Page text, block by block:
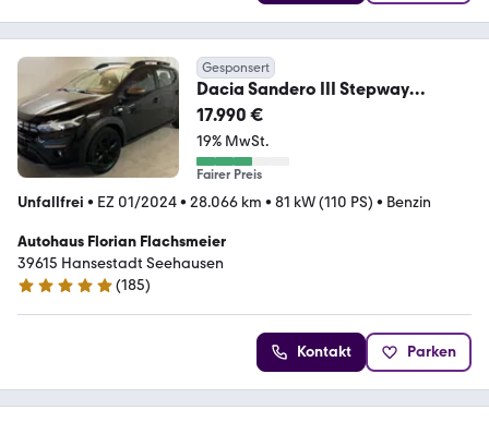
Gesponsert
Dacia Sandero III Stepway
Extreme+ Klima Navi SHZ PDC
17.990 €
19% MwSt.
Fairer Preis
Unfallfrei • EZ 01/2024• 28.066 km • 81 kW (110 PS) • Benzin
Autohaus Florian Flachsmeier
39615 Hansestadt Seehausen
5 Sterne
(185)
Kontakt Parken